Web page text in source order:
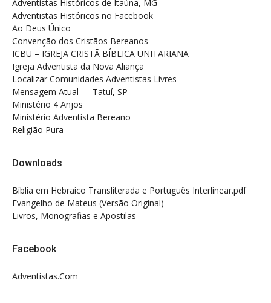
Adventistas Históricos de Itaúna, MG
Adventistas Históricos no Facebook
Ao Deus Único
Convenção dos Cristãos Bereanos
ICBU – IGREJA CRISTÃ BÍBLICA UNITARIANA
Igreja Adventista da Nova Aliança
Localizar Comunidades Adventistas Livres
Mensagem Atual — Tatuí, SP
Ministério 4 Anjos
Ministério Adventista Bereano
Religião Pura
Downloads
Bíblia em Hebraico Transliterada e Português Interlinear.pdf
Evangelho de Mateus (Versão Original)
Livros, Monografias e Apostilas
Facebook
Adventistas.Com